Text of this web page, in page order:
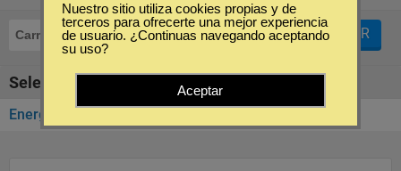
Carreras Universitarias Energía FILTRAR
Seleccione la SubCategoría de "Energía"
Energías Renovables
Nuestro sitio utiliza cookies propias y de
terceros para ofrecerte una mejor experiencia
de usuario. ¿Continuas navegando aceptando
su uso?
Aceptar